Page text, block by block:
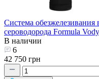
Система
сероводорода Formula
В наличии
6
42 750 грн